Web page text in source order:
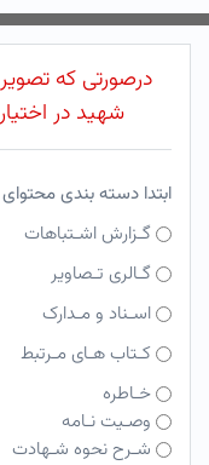
درصورتی که
شهید در
ابتدا دسته بندی
گـزارش اشـتباهات
گـالری تـصاویر
اسـناد و مـدارک
کـتاب هـای مـرتبط
خـاطره
وصـیت نـامه
شـرح نحوه شـهادت